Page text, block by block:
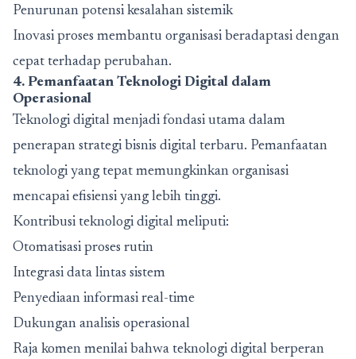
Penurunan potensi kesalahan sistemik
Inovasi proses membantu organisasi beradaptasi dengan
cepat terhadap perubahan.
4. Pemanfaatan Teknologi Digital dalam
Operasional
Teknologi digital menjadi fondasi utama dalam
penerapan strategi bisnis digital terbaru. Pemanfaatan
teknologi yang tepat memungkinkan organisasi
mencapai efisiensi yang lebih tinggi.
Kontribusi teknologi digital meliputi:
Otomatisasi proses rutin
Integrasi data lintas sistem
Penyediaan informasi real-time
Dukungan analisis operasional
Raja komen menilai bahwa teknologi digital berperan